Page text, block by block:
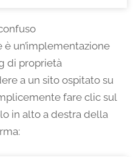
è un’implementazione
di proprietà
a un sito ospitato su
fare clic sul
in alto a destra della